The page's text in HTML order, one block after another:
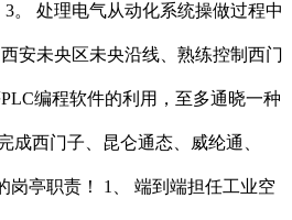
。 处理电气从动化系统操做过程中
安未央区未央沿线、熟练控制西门
编程软件的利用，至多通晓一种
成西门子、昆仑通态、威纶通、
岗亭职责！ 1、 端到端担任工业空